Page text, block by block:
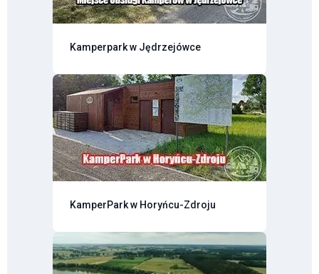
Kamperpark w Jędrzejówce
KamperPark w Horyńcu-Zdroju